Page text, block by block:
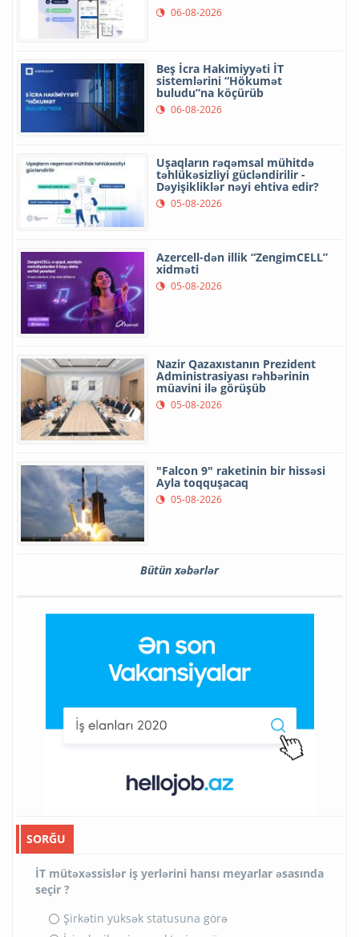
06-08-2026
Beş İcra Hakimiyyəti İT
sistemlərini “Hökumət
buludu”na köçürüb
06-08-2026
Uşaqların rəqəmsal mühitdə
təhlükəsizliyi gücləndirilir -
Dəyişikliklər nəyi ehtiva edir?
05-08-2026
Azercell-dən illik “ZengimCELL”
xidməti
05-08-2026
Nazir Qazaxıstanın Prezident
Administrasiyası rəhbərinin
müavini ilə görüşüb
05-08-2026
"Falcon 9" raketinin bir hissəsi
Ayla toqquşacaq
05-08-2026
Bütün xəbərlər
SORĞU
İT mütəxəssislər iş yerlərini hansı meyarlar əsasında
seçir ?
Şirkətin yüksək statusuna görə